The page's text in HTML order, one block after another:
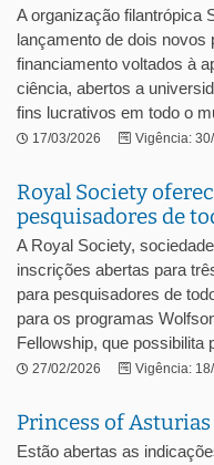
A organização filantrópica
lançamento de dois novos
financiamento voltados à
ciência, abertos a
fins lucrativos em todo o
17/03/2026 Vigência:
Royal Society
pesquisadores de
A Royal Society,
inscrições abertas para
para pesquisadores de
para os programas
Fellowship, que possibilita
27/02/2026 Vigência:
Princess of
Estão abertas as